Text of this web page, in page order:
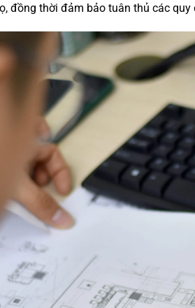
đồng thời đảm bảo tuân thủ các